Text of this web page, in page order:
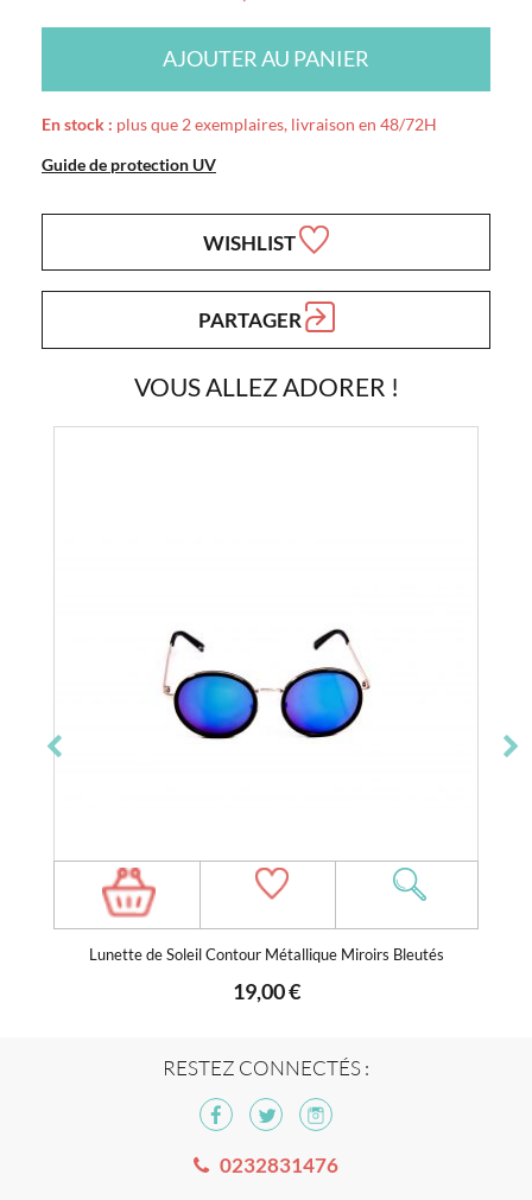
AJOUTER AU PANIER
En stock : plus que 2 exemplaires, livraison en 48/72H
Guide de protection UV
WISHLIST
PARTAGER
VOUS ALLEZ ADORER !
Lunette de Soleil Contour Métallique Miroirs Bleutés
19,00 €
RESTEZ CONNECTÉS :
0232831476